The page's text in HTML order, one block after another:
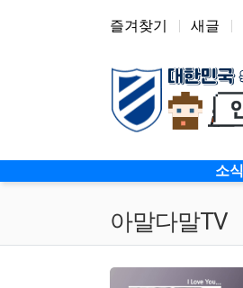
즐겨찾기 새글
메인 메뉴 소식
아말다말TV